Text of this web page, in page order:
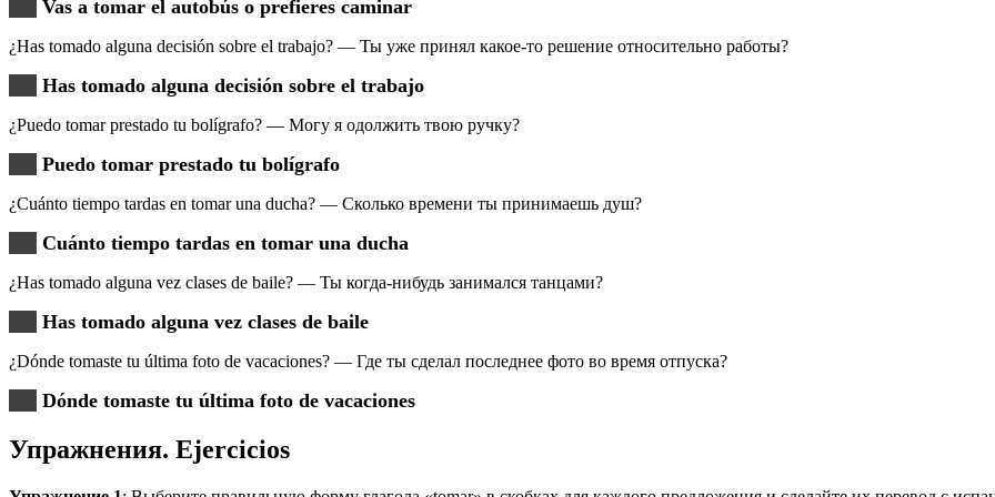
Vas a tomar el autobús o prefieres caminar
¿Has tomado alguna decisión sobre el trabajo? — Ты уже принял какое-то решение относительно работы?
Has tomado alguna decisión sobre el trabajo
¿Puedo tomar prestado tu bolígrafo? — Могу я одолжить твою ручку?
Puedo tomar prestado tu bolígrafo
¿Cuánto tiempo tardas en tomar una ducha? — Сколько времени ты принимаешь душ?
Cuánto tiempo tardas en tomar una ducha
¿Has tomado alguna vez clases de baile? — Ты когда-нибудь занимался танцами?
Has tomado alguna vez clases de baile
¿Dónde tomaste tu última foto de vacaciones? — Где ты сделал последнее фото во время отпуска?
Dónde tomaste tu última foto de vacaciones
Упражнения. Еjercicios